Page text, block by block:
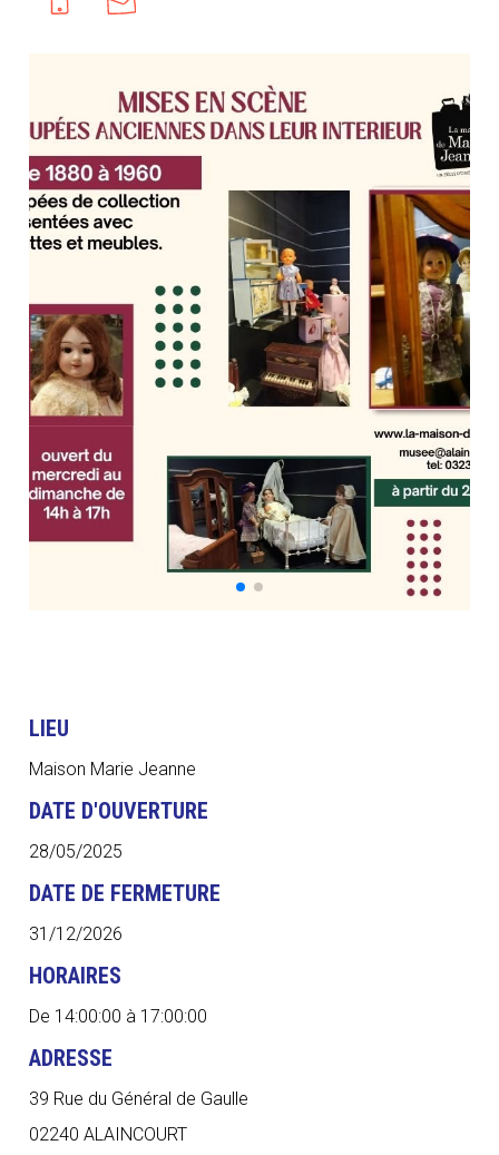
LIEU
Maison Marie Jeanne
DATE D'OUVERTURE
28/05/2025
DATE DE FERMETURE
31/12/2026
HORAIRES
De 14:00:00 à 17:00:00
ADRESSE
39 Rue du Général de Gaulle
02240 ALAINCOURT